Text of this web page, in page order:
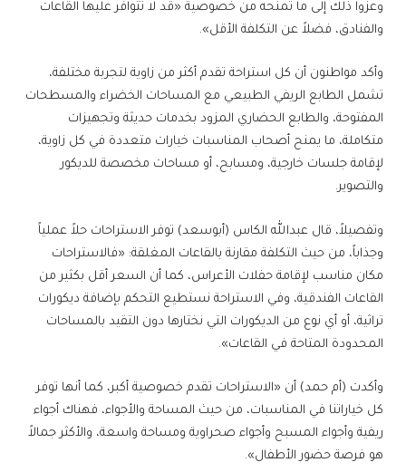
وعزوا ذلك إلى ما تمنحه من خصوصية «قد لا تتوافر عليها القاعات
والفنادق، فضلاً عن التكلفة الأقل».
وأكد مواطنون أن كل استراحة تقدم أكثر من زاوية لتجربة مختلفة،
تشمل الطابع الريفي الطبيعي مع المساحات الخضراء والمسطحات
المفتوحة، والطابع الحضاري المزود بخدمات حديثة وتجهيزات
متكاملة، ما يمنح أصحاب المناسبات خيارات متعددة في كل زاوية،
لإقامة جلسات خارجية، ومسابح، أو مساحات مخصصة للديكور
والتصوير.
وتفصيلاً، قال عبدالله الكاس (أبوسعد) توفر الاستراحات حلاً عملياً
وجذاباً، من حيث التكلفة مقارنة بالقاعات المغلقة: «فالاستراحات
مكان مناسب لإقامة حفلات الأعراس، كما أن السعر أقل بكثير من
القاعات الفندقية، وفي الاستراحة نستطيع التحكم بإضافة ديكورات
تراثية، أو أي نوع من الديكورات التي نختارها دون التقيد بالمساحات
المحدودة المتاحة في القاعات».
وأكدت (أم حمد) أن «الاستراحات تقدم خصوصية أكبر، كما أنها توفر
كل خياراتنا في المناسبات، من حيث المساحة والأجواء، فهناك أجواء
ريفية وأجواء المسبح وأجواء صحراوية ومساحة واسعة، والأكثر جمالاً
هو فرصة حضور الأطفال».